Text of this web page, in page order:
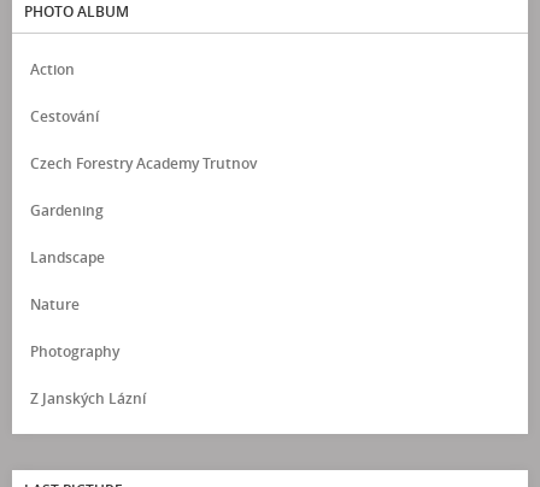
PHOTO ALBUM
Action
Cestování
Czech Forestry Academy Trutnov
Gardening
Landscape
Nature
Photography
Z Janských Lázní